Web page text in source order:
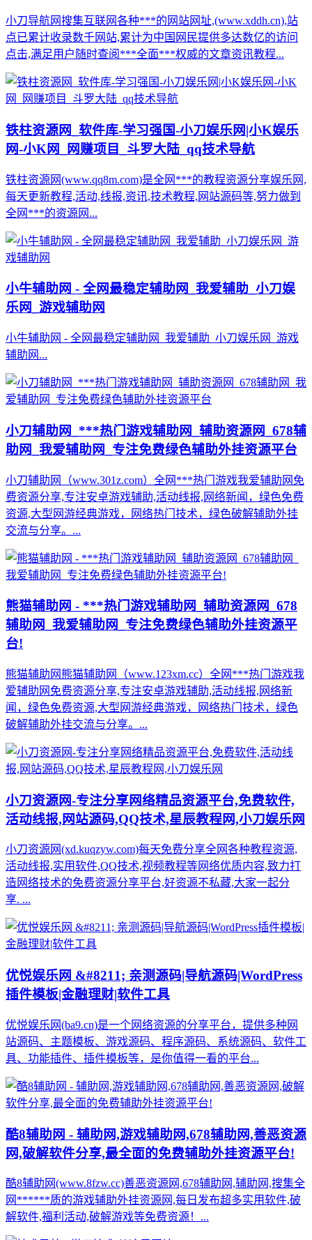
小刀导航网搜集互联网各种***的网站网址,(www.xddh.cn),站
点已累计收录数千网站,累计为中国网民提供多达数亿的访问
点击,满足用户随时查阅***全面***权威的文章资讯教程...
铁柱资源网_软件库-学习强国-小刀娱乐网|小K娱乐
网-小K网_网赚项目_斗罗大陆_qq技术导航
铁柱资源网(www.qq8m.com)是全网***的教程资源分享娱乐网,
每天更新教程,活动,线报,资讯,技术教程,网站源码等,努力做到
全网***的资源网...
小牛辅助网 - 全网最稳定辅助网_我爱辅助_小刀娱
乐网_游戏辅助网
小牛辅助网 - 全网最稳定辅助网_我爱辅助_小刀娱乐网_游戏
辅助网...
小刀辅助网_***热门游戏辅助网_辅助资源网_678辅
助网_我爱辅助网_专注免费绿色辅助外挂资源平台
小刀辅助网（www.301z.com）全网***热门游戏我爱辅助网免
费资源分享,专注安卓游戏辅助,活动线报,网络新闻，绿色免费
资源,大型网游经典游戏，网络热门技术，绿色破解辅助外挂
交流与分享。...
熊猫辅助网 - ***热门游戏辅助网_辅助资源网_678
辅助网_我爱辅助网_专注免费绿色辅助外挂资源平
台!
熊猫辅助网熊猫辅助网（www.123xm.cc）全网***热门游戏我
爱辅助网免费资源分享,专注安卓游戏辅助,活动线报,网络新
闻，绿色免费资源,大型网游经典游戏，网络热门技术，绿色
破解辅助外挂交流与分享。...
小刀资源网-专注分享网络精品资源平台,免费软件,
活动线报,网站源码,QQ技术,星辰教程网,小刀娱乐网
小刀资源网(xd.kuqzyw.com)每天免费分享全网各种教程资源,
活动线报,实用软件,QQ技术,视频教程等网络优质内容,致力打
造网络技术的免费资源分享平台,好资源不私藏,大家一起分
享. ...
优悦娱乐网 &#8211; 亲测源码|导航源码|WordPress
插件模板|金融理财|软件工具
优悦娱乐网(ba9.cn)是一个网络资源的分享平台，提供多种网
站源码、主题模板、游戏源码、程序源码、系统源码、软件工
具、功能插件、插件模板等，是你值得一看的平台...
酷8辅助网 - 辅助网,游戏辅助网,678辅助网,善恶资源
网,破解软件分享,最全面的免费辅助外挂资源平台!
酷8辅助网(www.8fzw.cc)善恶资源网,678辅助网,辅助网,搜集全
网******质的游戏辅助外挂资源网,每日发布超多实用软件,破
解软件,福利活动,破解游戏等免费资源！...